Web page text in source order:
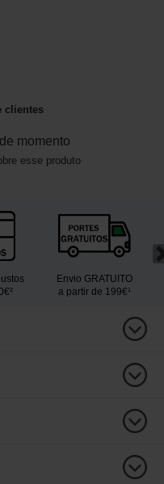
clientes
momento
esse produto
Envio GRATUITO
a partir de 199€¹